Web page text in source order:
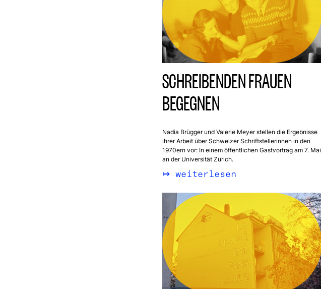
SCHREIBENDEN FRAUEN
BEGEGNEN
Nadia Brügger und Valerie Meyer stellen die Ergebnisse
ihrer Arbeit über Schweizer Schriftstellerinnen in den
1970ern vor: In einem öffentlichen Gastvortrag am 7. Mai
an der Universität Zürich.
weiterlesen